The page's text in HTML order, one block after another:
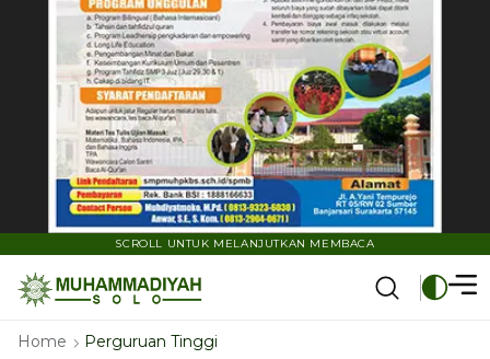
SCROLL UNTUK MELANJUTKAN MEMBACA
Home Perguruan Tinggi